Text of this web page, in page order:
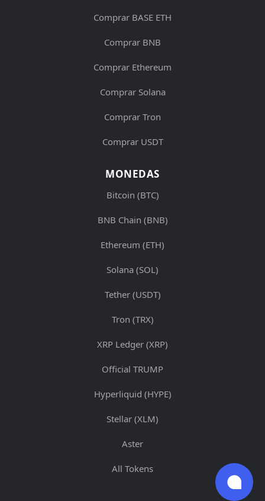
Comprar BASE ETH
Comprar BNB
Comprar Ethereum
Comprar Solana
Comprar Tron
Comprar USDT
MONEDAS
Bitcoin (BTC)
BNB Chain (BNB)
Ethereum (ETH)
Solana (SOL)
Tether (USDT)
Tron (TRX)
XRP Ledger (XRP)
Official TRUMP
Hyperliquid (HYPE)
Stellar (XLM)
Aster
All Tokens